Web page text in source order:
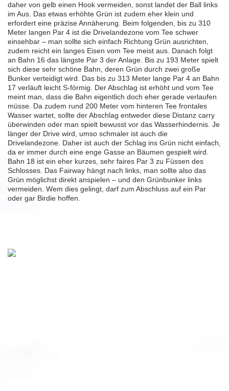
daher von gelb einen Hook vermeiden, sonst landet der Ball links
im Aus. Das etwas erhöhte Grün ist zudem eher klein und
erfordert eine präzise Annäherung. Beim folgenden, bis zu 310
Meter langen Par 4 ist die Drivelandezone vom Tee schwer
einsehbar – man sollte sich einfach Richtung Grün ausrichten,
zudem reicht ein langes Eisen vom Tee meist aus. Danach folgt
an Bahn 16 das längste Par 3 der Anlage. Bis zu 193 Meter spielt
sich diese sehr schöne Bahn, deren Grün durch zwei große
Bunker verteidigt wird. Das bis zu 313 Meter lange Par 4 an Bahn
17 verläuft leicht S-förmig. Der Abschlag ist erhöht und vom Tee
meint man, dass die Bahn eigentlich doch eher gerade verlaufen
müsse. Da zudem rund 200 Meter vom hinteren Tee frontales
Wasser wartet, sollte der Abschlag entweder diese Distanz carry
überwinden oder man spielt bewusst vor das Wasserhindernis. Je
länger der Drive wird, umso schmaler ist auch die
Drivelandezone. Daher ist auch der Schlag ins Grün nicht einfach,
da er immer durch eine enge Gasse an Bäumen gespielt wird.
Bahn 18 ist ein eher kurzes, sehr faires Par 3 zu Füssen des
Schlosses. Das Fairway hängt nach links, man sollte also das
Grün möglichst direkt anspielen – und den Grünbunker links
vermeiden. Wem dies gelingt, darf zum Abschluss auf ein Par
oder gar Birdie hoffen.